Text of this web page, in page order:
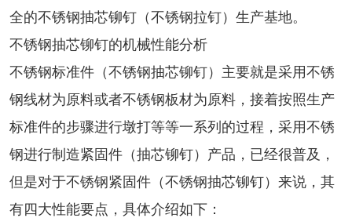
全的不锈钢抽芯铆钉（不锈钢拉钉）生产基地。
不锈钢抽芯铆钉的机械性能分析
不锈钢标准件（不锈钢抽芯铆钉）主要就是采用不锈
钢线材为原料或者不锈钢板材为原料，接着按照生产
标准件的步骤进行墩打等等一系列的过程，采用不锈
钢进行制造紧固件（抽芯铆钉）产品，已经很普及，
但是对于不锈钢紧固件（不锈钢抽芯铆钉）来说，其
有四大性能要点，具体介绍如下：